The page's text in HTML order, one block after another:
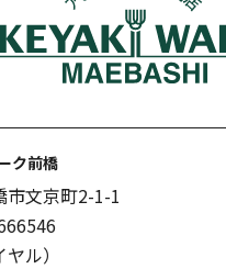
ク前橋
市文京町2-1-1
ル）